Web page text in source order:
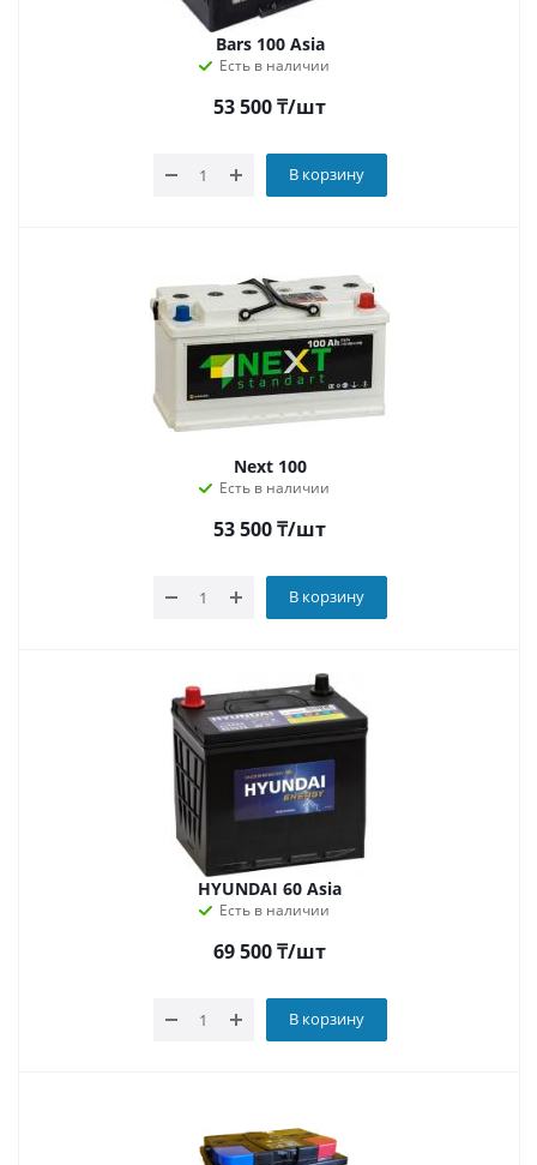
Bars 100 Asia
Есть в наличии
53 500₸/шт
В корзину
Next 100
Есть в наличии
53 500₸/шт
В корзину
HYUNDAI 60 Asia
Есть в наличии
69 500₸/шт
В корзину